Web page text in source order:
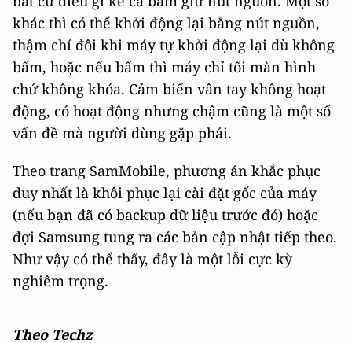
khác thì có thể khởi động lại bằng nút nguồn,
thậm chí đôi khi máy tự khởi động lại dù không
bấm, hoặc nếu bấm thì máy chỉ tối màn hình
chứ không khóa. Cảm biến vân tay không hoạt
động, có hoạt động nhưng chậm cũng là một số
vấn đề mà người dùng gặp phải.
Theo trang SamMobile, phương án khắc phục
duy nhất là khôi phục lại cài đặt gốc của máy
(nếu bạn đã có backup dữ liệu trước đó) hoặc
đợi Samsung tung ra các bản cập nhật tiếp theo.
Như vậy có thể thấy, đây là một lỗi cực kỳ
nghiêm trọng.
Theo Techz